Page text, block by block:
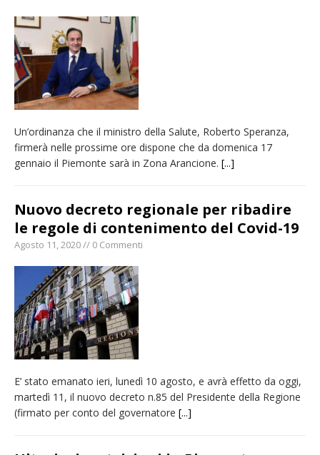
provvisoria»
La Pro verso l’avvio della Stagione
La Regione stanzia oltre 38mila euro per il
carnevale di Santhià. La soddisfazione della
Pro Loco
dell’arcivescovo mons. Marco Arnolfo
Un’ordinanza che il ministro della Salute, Roberto Speranza,
firmerà nelle prossime ore dispone che da domenica 17
gennaio il Piemonte sarà in Zona Arancione. [...]
Nuovo decreto regionale per ribadire
le regole di contenimento del Covid-19
Agosto 11, 2020 // 0 Commenti
E’ stato emanato ieri, lunedì 10 agosto, e avrà effetto da oggi,
martedì 11, il nuovo decreto n.85 del Presidente della Regione
(firmato per conto del governatore [...]